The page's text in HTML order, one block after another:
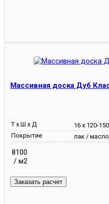
Массивная доска Дуб
Т х Ш х Д
16 х 120-
Покрытие
лак / масло
8100
/ м2